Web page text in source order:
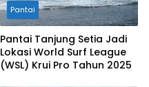
Pantai
Pantai Tanjung Setia Jadi
Lokasi World Surf League
(WSL) Krui Pro Tahun 2025